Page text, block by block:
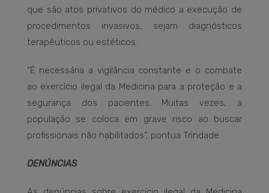
que são atos privativos do médico a execução de
procedimentos invasivos, sejam diagnósticos
terapêuticos ou estéticos.
“É necessária a vigilância constante e o combate
ao exercício ilegal da Medicina para a proteção e a
segurança dos pacientes. Muitas vezes, a
população se coloca em grave risco ao buscar
profissionais não habilitados”, pontua Trindade.
DENÚNCIAS